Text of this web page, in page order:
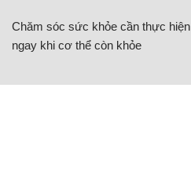
Chăm sóc sức khỏe cần thực hiện
ngay khi cơ thể còn khỏe